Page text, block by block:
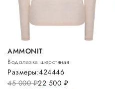
AMMONIT
Водолазка шерстяная
45 000руб.22 500 руб.
Размеры:424446